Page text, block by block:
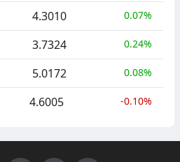
4.3010 0.07%
3.7324 0.24%
5.0172 0.08%
4.6005 -0.10%